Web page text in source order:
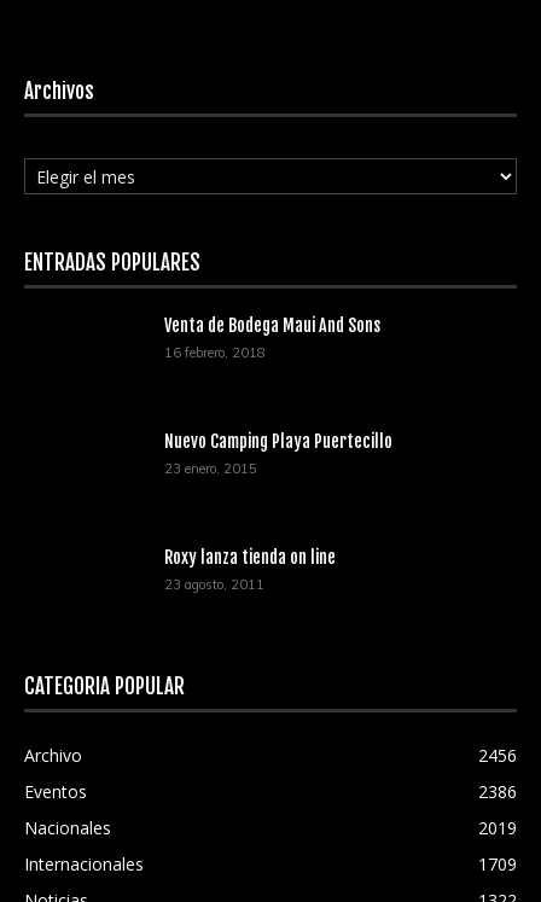
Archivos
Archivos
ENTRADAS POPULARES
Venta de Bodega Maui And Sons
16 febrero, 2018
Nuevo Camping Playa Puertecillo
23 enero, 2015
Roxy lanza tienda on line
23 agosto, 2011
CATEGORÍA POPULAR
Archivo
2456
Eventos
2386
Nacionales
2019
Internacionales
1709